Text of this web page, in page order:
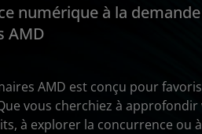
numérique à la
AMD
AMD est conçu pour
vous cherchiez à approfondir
à explorer la concurrence ou